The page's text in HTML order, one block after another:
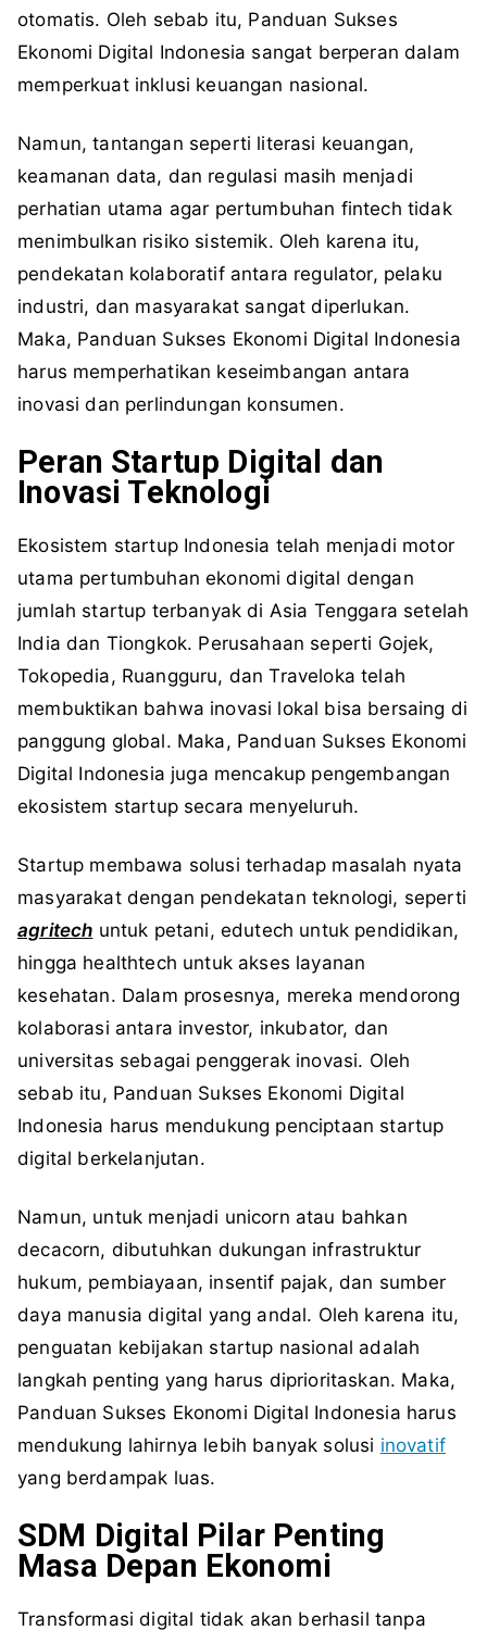
otomatis. Oleh sebab itu, Panduan Sukses
Ekonomi Digital Indonesia sangat berperan dalam
memperkuat inklusi keuangan nasional.
Namun, tantangan seperti literasi keuangan,
keamanan data, dan regulasi masih menjadi
perhatian utama agar pertumbuhan fintech tidak
menimbulkan risiko sistemik. Oleh karena itu,
pendekatan kolaboratif antara regulator, pelaku
industri, dan masyarakat sangat diperlukan.
Maka, Panduan Sukses Ekonomi Digital Indonesia
harus memperhatikan keseimbangan antara
inovasi dan perlindungan konsumen.
Peran Startup Digital dan
Inovasi Teknologi
Ekosistem startup Indonesia telah menjadi motor
utama pertumbuhan ekonomi digital dengan
jumlah startup terbanyak di Asia Tenggara setelah
India dan Tiongkok. Perusahaan seperti Gojek,
Tokopedia, Ruangguru, dan Traveloka telah
membuktikan bahwa inovasi lokal bisa bersaing di
panggung global. Maka, Panduan Sukses Ekonomi
Digital Indonesia juga mencakup pengembangan
ekosistem startup secara menyeluruh.
Startup membawa solusi terhadap masalah nyata
masyarakat dengan pendekatan teknologi, seperti
agritech untuk petani, edutech untuk pendidikan,
hingga healthtech untuk akses layanan
kesehatan. Dalam prosesnya, mereka mendorong
kolaborasi antara investor, inkubator, dan
universitas sebagai penggerak inovasi. Oleh
sebab itu, Panduan Sukses Ekonomi Digital
Indonesia harus mendukung penciptaan startup
digital berkelanjutan.
Namun, untuk menjadi unicorn atau bahkan
decacorn, dibutuhkan dukungan infrastruktur
hukum, pembiayaan, insentif pajak, dan sumber
daya manusia digital yang andal. Oleh karena itu,
penguatan kebijakan startup nasional adalah
langkah penting yang harus diprioritaskan. Maka,
Panduan Sukses Ekonomi Digital Indonesia harus
mendukung lahirnya lebih banyak solusi inovatif
yang berdampak luas.
SDM Digital Pilar Penting
Masa Depan Ekonomi
Transformasi digital tidak akan berhasil tanpa